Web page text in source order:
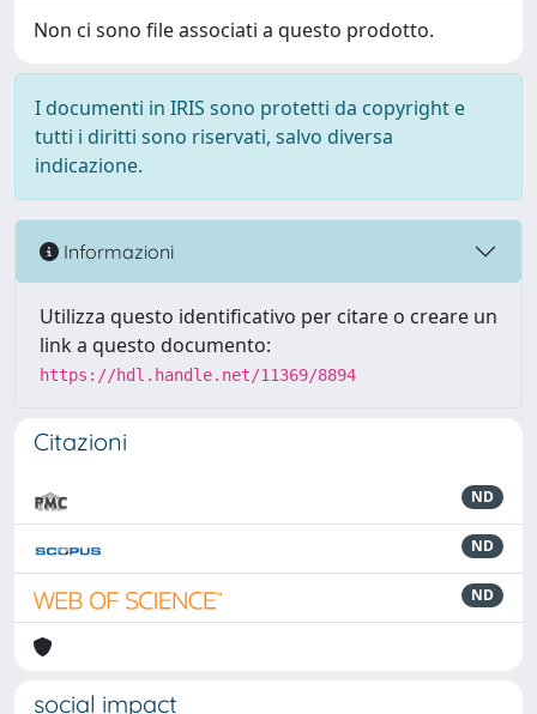
Non ci sono file associati a questo prodotto.
I documenti in IRIS sono protetti da copyright e
tutti i diritti sono riservati, salvo diversa
indicazione.
Informazioni
Utilizza questo identificativo per citare o creare un
link a questo documento:
https://hdl.handle.net/11369/8894
Citazioni
ND
ND
ND
social impact